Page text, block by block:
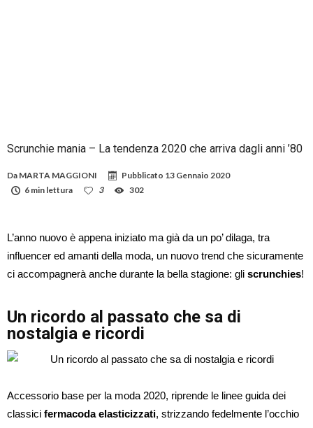
Scrunchie mania – La tendenza 2020 che arriva dagli anni ’80
Da MARTA MAGGIONI Pubblicato 13 Gennaio 2020
6 min lettura
3 302
L’anno nuovo è appena iniziato ma già da un po’ dilaga, tra
influencer ed amanti della moda, un nuovo trend che sicuramente
ci accompagnerà anche durante la bella stagione: gli scrunchies!
Un ricordo al passato che sa di
nostalgia e ricordi
Accessorio base per la moda 2020, riprende le linee guida dei
classici fermacoda elasticizzati, strizzando fedelmente l’occhio